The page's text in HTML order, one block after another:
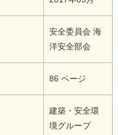
安全委員会 海
洋安全部会
86 ページ
建築・安全環
境グループ